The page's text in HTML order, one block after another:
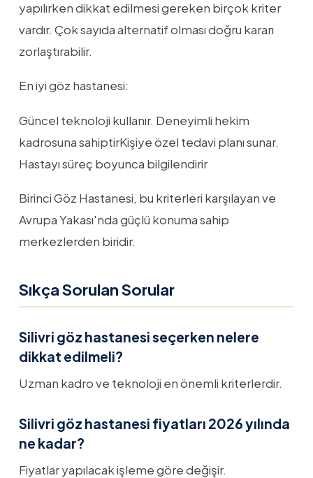
yapılırken dikkat edilmesi gereken birçok kriter
vardır. Çok sayıda alternatif olması doğru kararı
zorlaştırabilir.
En iyi göz hastanesi:
Güncel teknoloji kullanır. Deneyimli hekim
kadrosuna sahiptirKişiye özel tedavi planı sunar.
Hastayı süreç boyunca bilgilendirir
Birinci Göz Hastanesi, bu kriterleri karşılayan ve
Avrupa Yakası'nda güçlü konuma sahip
merkezlerden biridir.
Sıkça Sorulan Sorular
Silivri göz hastanesi seçerken nelere
dikkat edilmeli?
Uzman kadro ve teknoloji en önemli kriterlerdir.
Silivri göz hastanesi fiyatları 2026 yılında
ne kadar?
Fiyatlar yapılacak işleme göre değişir.